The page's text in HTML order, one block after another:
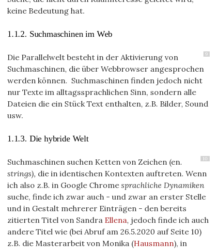
keine Bedeutung hat.
1.1.2. Suchmaschinen im Web
9
Die Parallelwelt besteht in der Aktivierung von
Suchmaschinen, die über Webbrowser angesprochen
werden können. Suchmaschinen finden jedoch nicht
nur Texte im alltagssprachlichen Sinn, sondern alle
Dateien die ein Stück Text enthalten, z.B. Bilder, Sound
usw.
1.1.3. Die hybride Welt
10
Suchmaschinen suchen Ketten von Zeichen (en.
strings), die in identischen Kontexten auftreten. Wenn
ich also z.B. in Google Chrome sprachliche Dynamiken
suche, finde ich zwar auch - und zwar an erster Stelle
und in Gestalt mehrerer Einträgen - den bereits
zitierten Titel von Sandra Ellena, jedoch finde ich auch
andere Titel wie (bei Abruf am 26.5.2020 auf Seite 10)
z.B. die Masterarbeit von Monika (Hausmann), in